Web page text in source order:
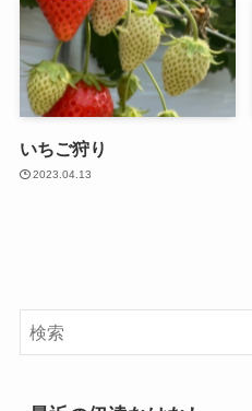
いちご狩り
2023.04.13